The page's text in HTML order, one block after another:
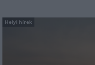
Helyi hírek